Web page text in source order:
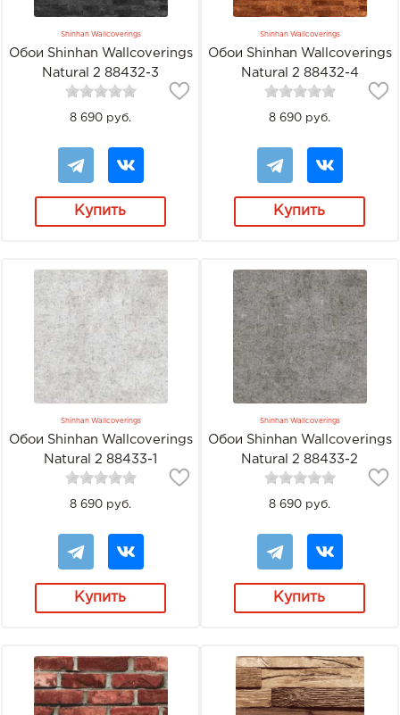
Shinhan Wallcoverings
Обои Shinhan Wallcoverings
Natural 2 88432-3
8 690 руб.
Купить
Shinhan Wallcoverings
Обои Shinhan Wallcoverings
Natural 2 88432-4
8 690 руб.
Купить
Shinhan Wallcoverings
Обои Shinhan Wallcoverings
Natural 2 88433-1
8 690 руб.
Купить
Shinhan Wallcoverings
Обои Shinhan Wallcoverings
Natural 2 88433-2
8 690 руб.
Купить